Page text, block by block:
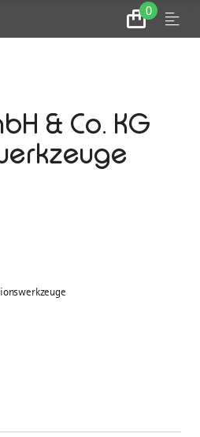
0
Zum
Warenkorb
Menu
& Co. KG